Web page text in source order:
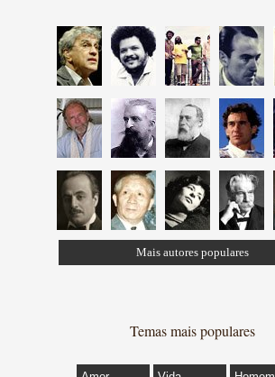
Mais autores populares
Temas mais populares